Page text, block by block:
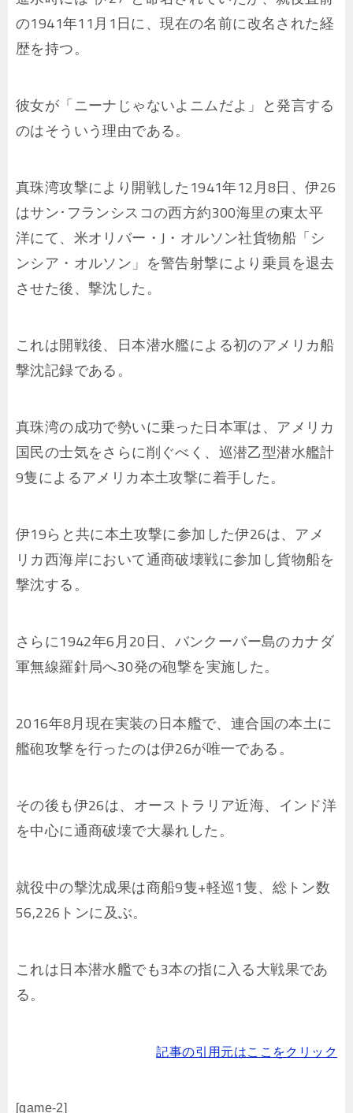
の1941年11月1日に、現在の名前に改名された経
歴を持つ。
彼女が「ニーナじゃないよニムだよ」と発言する
のはそういう理由である。
真珠湾攻撃により開戦した1941年12月8日、伊26
はサン･フランシスコの西方約300海里の東太平
洋にて、米オリバー・J・オルソン社貨物船「シ
ンシア・オルソン」を警告射撃により乗員を退去
させた後、撃沈した。
これは開戦後、日本潜水艦による初のアメリカ船
撃沈記録である。
真珠湾の成功で勢いに乗った日本軍は、アメリカ
国民の士気をさらに削ぐべく、巡潜乙型潜水艦計
9隻によるアメリカ本土攻撃に着手した。
伊19らと共に本土攻撃に参加した伊26は、アメ
リカ西海岸において通商破壊戦に参加し貨物船を
撃沈する。
さらに1942年6月20日、バンクーバー島のカナダ
軍無線羅針局へ30発の砲撃を実施した。
2016年8月現在実装の日本艦で、連合国の本土に
艦砲攻撃を行ったのは伊26が唯一である。
その後も伊26は、オーストラリア近海、インド洋
を中心に通商破壊で大暴れした。
就役中の撃沈成果は商船9隻+軽巡1隻、総トン数
56,226トンに及ぶ。
これは日本潜水艦でも3本の指に入る大戦果であ
る。
記事の引用元はここをクリック
[game-2]